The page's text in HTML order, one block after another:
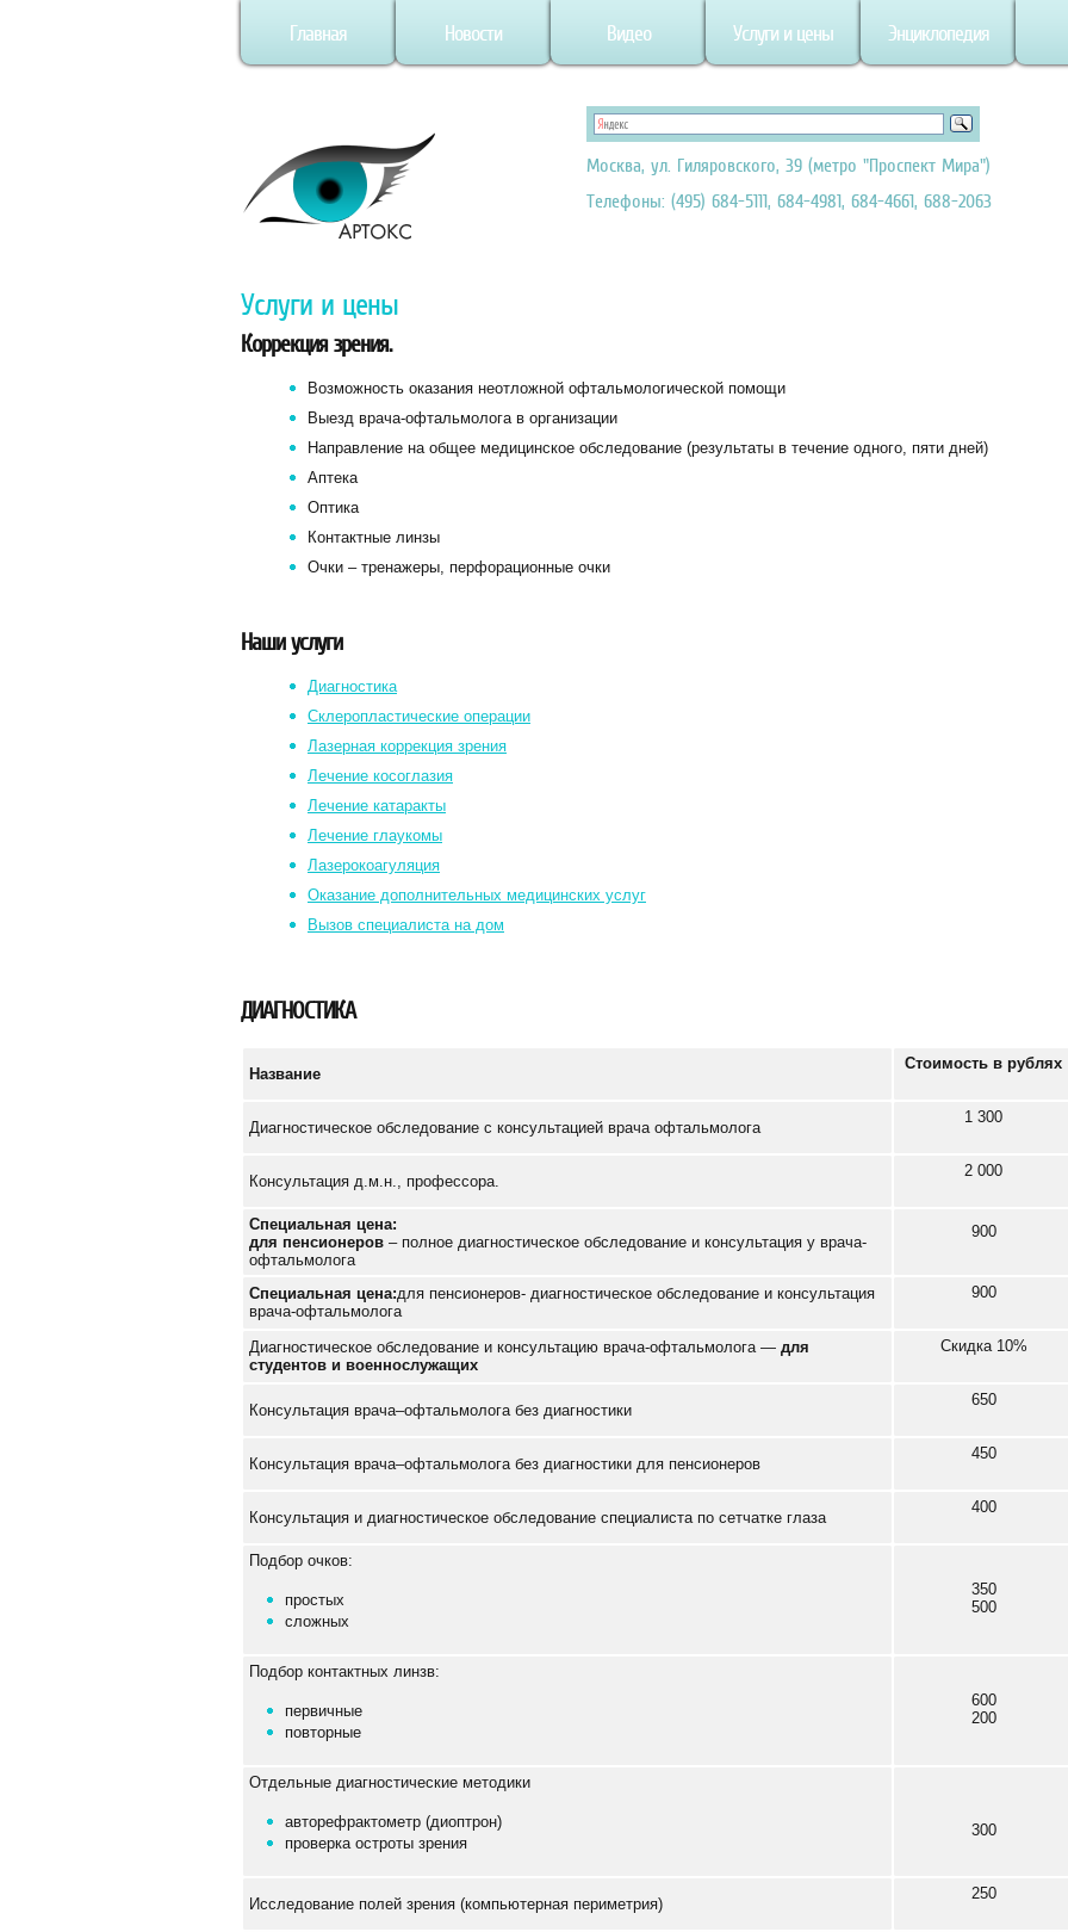
Главная Новости Видео Услуги и цены Энциклопедия
Москва, ул. Гиляровского, 39 (метро "Проспект Мира")
Телефоны: (495) 684-5111, 684-4981, 684-4661, 688-2063
Услуги и цены
Коррекция зрения.
Возможность оказания неотложной офтальмологической помощи
Выезд врача-офтальмолога в организации
Направление на общее медицинское обследование (результаты в течение одного, пяти дней)
Аптека
Оптика
Контактные линзы
Очки – тренажеры, перфорационные очки
Наши услуги
Диагностика
Склеропластические операции
Лазерная коррекция зрения
Лечение косоглазия
Лечение катаракты
Лечение глаукомы
Лазерокоагуляция
Оказание дополнительных медицинских услуг
Вызов специалиста на дом
ДИАГНОСТИКА
Название
Стоимость в рублях
Диагностическое обследование с консультацией врача офтальмолога
1 300
Консультация д.м.н., профессора.
2 000
Специальная цена:
для пенсионеров – полное диагностическое обследование и консультация у врача-
офтальмолога
900
Специальная цена:для пенсионеров- диагностическое обследование и консультация
врача-офтальмолога
900
Диагностическое обследование и консультацию врача-офтальмолога — для
студентов и военнослужащих
Скидка 10%
Консультация врача–офтальмолога без диагностики
650
Консультация врача–офтальмолога без диагностики для пенсионеров
450
Консультация и диагностическое обследование специалиста по сетчатке глаза
400
Подбор очков:
простых
сложных
350
500
Подбор контактных линзв:
первичные
повторные
600
200
Отдельные диагностические методики
авторефрактометр (диоптрон)
проверка остроты зрения
300
Исследование полей зрения (компьютерная периметрия)
250